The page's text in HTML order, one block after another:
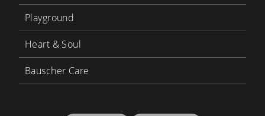
Playground
Heart & Soul
Bauscher Care